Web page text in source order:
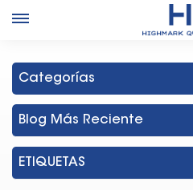
Gabinetes De
Categorías
Blog Más Reciente
ETIQUETAS